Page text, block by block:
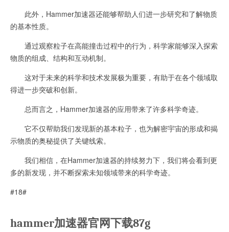
此外，Hammer加速器还能够帮助人们进一步研究和了解物质
的基本性质。
通过观察粒子在高能撞击过程中的行为，科学家能够深入探索
物质的组成、结构和互动机制。
这对于未来的科学和技术发展极为重要，有助于在各个领域取
得进一步突破和创新。
总而言之，Hammer加速器的应用带来了许多科学奇迹。
它不仅帮助我们发现新的基本粒子，也为解密宇宙的形成和揭
示物质的奥秘提供了关键线索。
我们相信，在Hammer加速器的持续努力下，我们将会看到更
多的新发现，并不断探索未知领域带来的科学奇迹。
#18#
hammer加速器官网下载87g